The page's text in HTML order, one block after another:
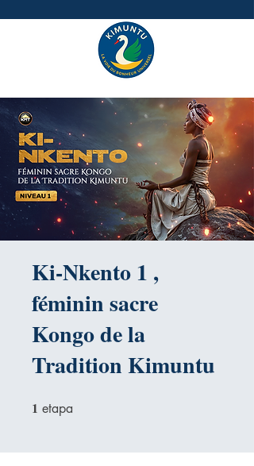
Ki-Nkento 1 ,
féminin sacre
Kongo de la
Tradition Kimuntu
1 etapa